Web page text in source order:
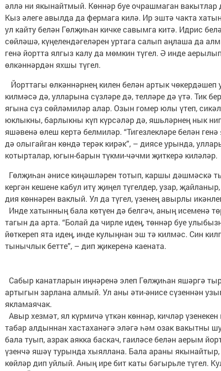
әллә ни якынайтмый. Көннәр буе очрашмаган вакытлар
Кыз әлеге авылда да фермага килә. Ир эштә чакта
ул кайту белән Гөлҗиһан кичке савымга китә. Идрис
сөйләшә, күңелендәгеләрен уртага салып аңлаша да
генә йортта ялгыз калу да мөмкин түгел. Ә инде
өлкәннәрдән яхшы түгел.
Йорттагы өлкәннәрнең килен белән артык
килмәсә дә, улларына сүзләре дә, телләре дә үтә. Тик
ягына сүз сөйләмиләр алар. Озын гомер юлы үтеп,
юклыкны, барлыкны күп күрсәләр дә, яшьләрнең нык
яшәвенә өлеш кертә белмиләр. “Тигезлекләре белән
дә олыгайган көндә терәк кирәк”, – диясе урында,
котырталар, югын-барын түкми-чәчми җиткерә киләләр.
Гөлҗиһан әнисе киңәшләрен тотып, каршы дәшмәскә
кергән кешене кабул итү җиңел түгелдер, узар,
дия көннәрен ваклый. Ул да түгел, үзенең авырлы
Инде хатынның бала көтүен дә белгәч, аның исеменә
тагын да арта. “Болай да чирле идең, төннәр буе
йөткереп ята идең, инде кулыңнан эш тә килмәс. Син
тынычлык бетте”, – дип җикеренә каената.
Сабыр канатларын иңнәренә элеп Гөлҗиһан яшәргә
артыгын зарлана алмый. Ул аны әти-әнисе сүзеннән
якламаячак.
Авыр хезмәт, ял күрмичә үткән көннәр, кичләр
табар алдыннан хастаханәгә эләгә һәм озак вакытны
бала туып, азрак аякка баскач, гаиләсе белән аерым
үзенчә яшәү турында хыяллана. Бала араны
көйләр дип уйлый. Аның ире бит каты бәгырьле түгел.